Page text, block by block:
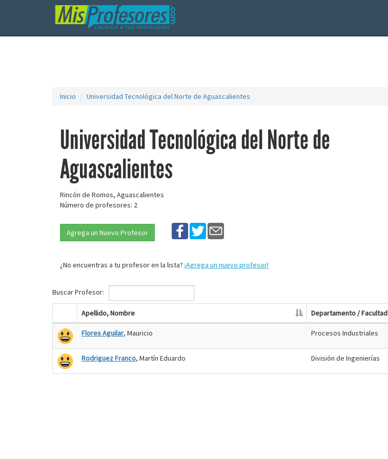
Inicio Universidad Tecnológica del Norte de Aguascalientes
Universidad Tecnológica del Norte de
Aguascalientes
Rincón de Romos, Aguascalientes
Número de profesores: 2
Agrega un Nuevo Profesor
¿No encuentras a tu profesor en la lista? ¡Agrega un nuevo profesor!
Buscar Profesor:
Apellido, Nombre Departamento / Facultad
Flores Aguilar, Mauricio Procesos Industriales
Rodriguez Franco, Martín Eduardo División de Ingenierías